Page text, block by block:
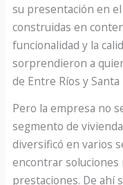
su presentación en
construidas en
funcionalidad y la
sorprendieron a
de Entre Ríos y Santa
Pero la empresa no
segmento de
diversificó en varios
encontrar soluciones
prestaciones. De ahí